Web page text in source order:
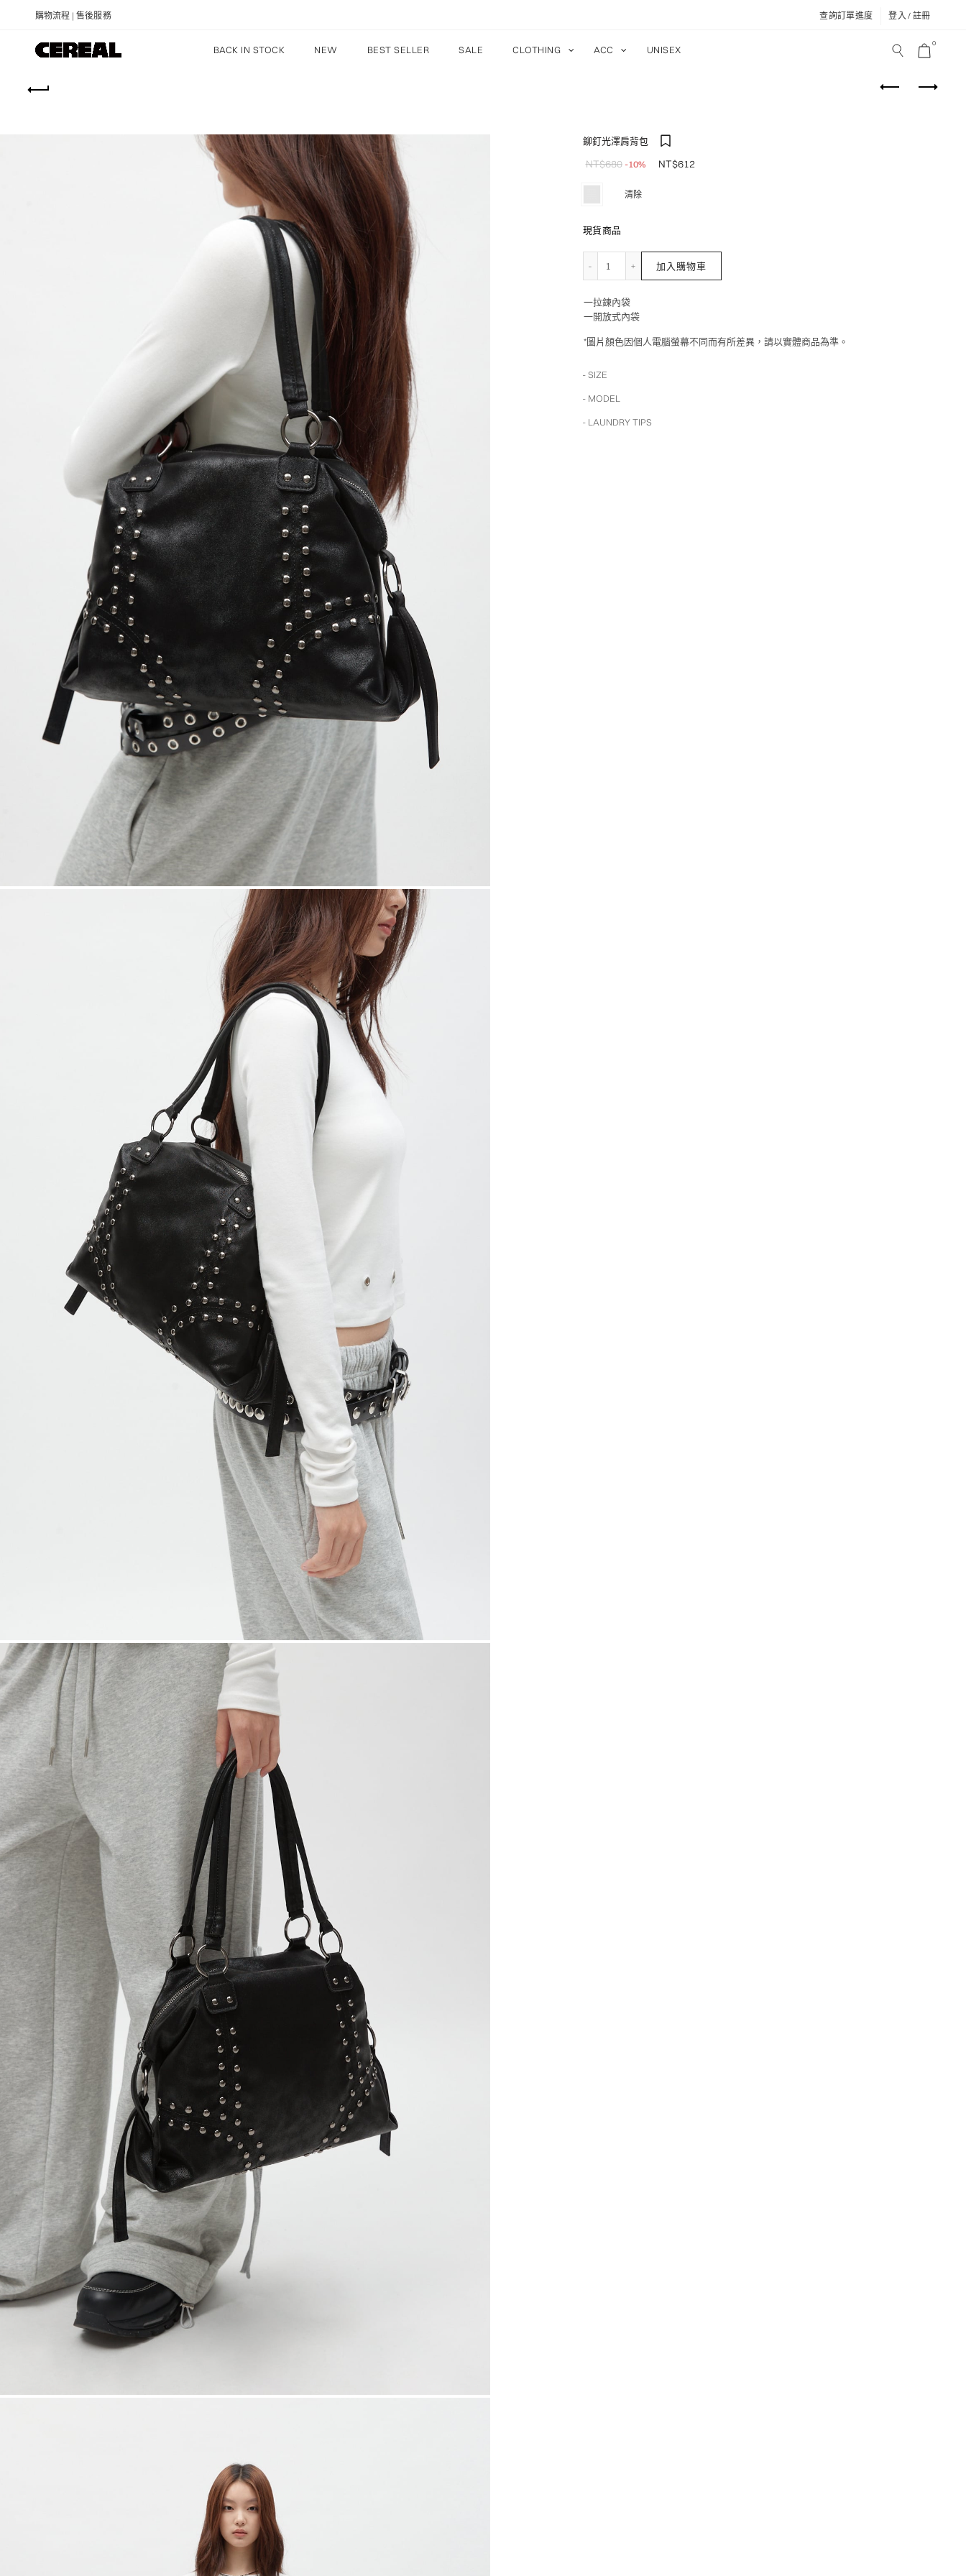
購物流程 | 售後服務 查詢訂單進度 登入 / 註冊
BACK IN STOCK NEW BEST SELLER SALE CLOTHING ACC UNISEX
0
鉚釘光澤肩背包
NT$680 -10% NT$612
清除
現貨商品
鉚釘光澤肩背包 數量
加入購物車
一拉鍊內袋
一開放式內袋
*圖片顏色因個人電腦螢幕不同而有所差異，請以實體商品為準。
- SIZE
- MODEL
- LAUNDRY TIPS